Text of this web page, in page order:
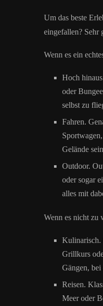
Um das beste
eingefallen? Sehr
Wenn es ein
Hoch
oder
selbst zu
Fahren.
Gelände
Outdoor.
oder sogar
alles mit
Wenn es nicht zu
Kulinarisch.
Grillkurs
Gängen, bei
Reisen.
Meer oder